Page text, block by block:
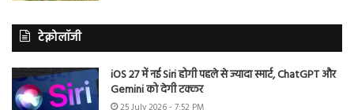
टेक्नोलॉजी
iOS 27 में नई Siri होगी पहले से ज्यादा स्मार्ट, ChatGPT और
Gemini को देगी टक्कर